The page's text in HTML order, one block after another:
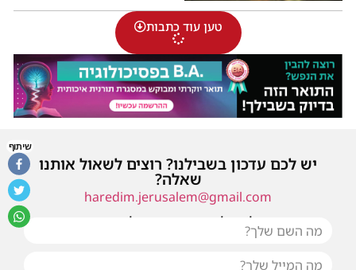
טען עוד כתבות
יש לכם עדכון בשבילנו? רוצים לשאול אותנו
שאלה?
haredim.jerusalem@gmail.com
או שילחו אלינו פנייה ונחזור אליכם בהקדם
שיתוף